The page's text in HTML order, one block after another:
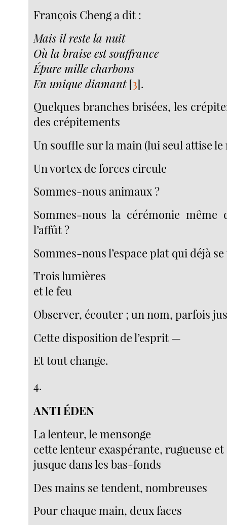
François Cheng a dit :
Mais il reste la nuit
Où la braise est souffrance
Épure mille charbons
En unique diamant[3].
Quelques branches brisées, les
des crépitements
Un souffle sur la main (lui seul attise le
Un vortex de forces circule
Sommes-nous animaux ?
Sommes-nous la cérémonie même
l’affût ?
Sommes-nous l’espace plat qui déjà
Trois lumières
et le feu
Observer, écouter ; un nom, parfois
Cette disposition de l’esprit —
Et tout change.
4.
ANTI ÉDEN
La lenteur, le mensonge
cette lenteur exaspérante, rugueuse
jusque dans les bas-fonds
Des mains se tendent, nombreuses
Pour chaque main, deux faces